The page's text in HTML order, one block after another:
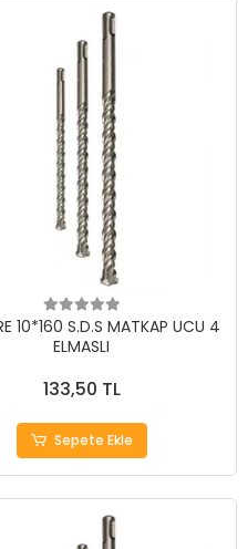
10*160 S.D.S MATKAP UCU 4
ELMASLI
133,50 TL
Sepete Ekle